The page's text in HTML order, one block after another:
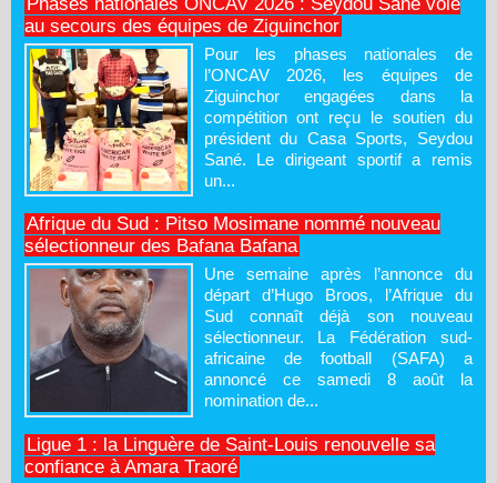
au secours des équipes de Ziguinchor
Pour les phases nationales de
l’ONCAV 2026, les équipes de
Ziguinchor engagées dans la
compétition ont reçu le soutien du
président du Casa Sports, Seydou
Sané. Le dirigeant sportif a remis
un...
Afrique du Sud : Pitso Mosimane nommé nouveau
sélectionneur des Bafana Bafana
Une semaine après l’annonce du
départ d’Hugo Broos, l’Afrique du
Sud connaît déjà son nouveau
sélectionneur. La Fédération sud-
africaine de football (SAFA) a
annoncé ce samedi 8 août la
nomination de...
Ligue 1 : la Linguère de Saint-Louis renouvelle sa
confiance à Amara Traoré